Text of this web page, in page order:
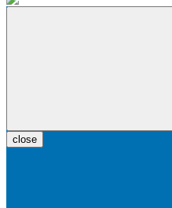
close